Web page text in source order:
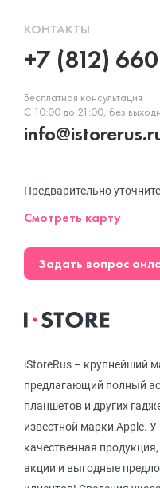
iStoreRus – крупнейший
предлагающий полный
планшетов и других
известной марки Apple.
качественная
акции и выгодные
КОНТАКТЫ
+7 (812)
Бесплатная консультация
С 10:00 до 21:00, без
Предварительно
Смотреть карту
Задать вопрос